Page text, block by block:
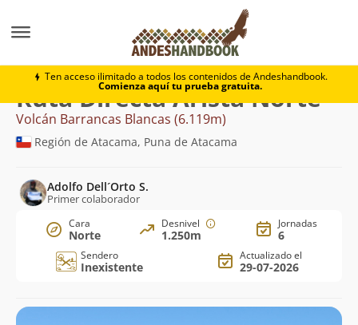
Ten acceso ilimitado a todos los contenidos de Andeshandbook.
Comienza aquí tu prueba gratuita.
Volcán Barrancas Blancas
Ruta Directa Arista Norte
Volcán Barrancas Blancas (6.119m)
Región de Atacama, Puna de Atacama
Adolfo Dell´Orto S.
Primer colaborador
Cara
Norte
Desnivel
1.250m
Jornadas
6
Sendero
Inexistente
Actualizado el
29-07-2026